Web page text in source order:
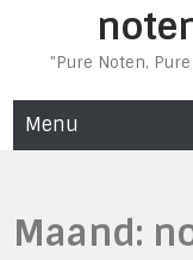
"Pure Noten,
Menu
Maand: